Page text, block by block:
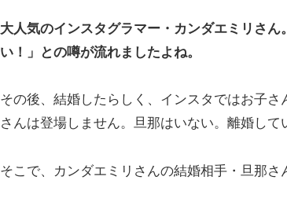
大人気のインスタグラマー・カンダエミリさ
い！」との噂が流れましたよね。
その後、結婚したらしく、インスタではお子
さんは登場しません。旦那はいない。離婚して
そこで、カンダエミリさんの結婚相手・旦那さ